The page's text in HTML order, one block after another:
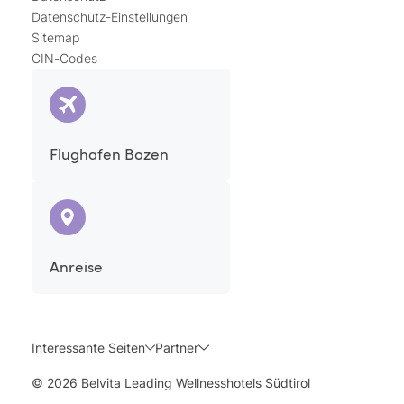
Datenschutz-Einstellungen
Sitemap
CIN-Codes
Flughafen Bozen
Anreise
Interessante Seiten Partner
© 2026 Belvita Leading Wellnesshotels Südtirol